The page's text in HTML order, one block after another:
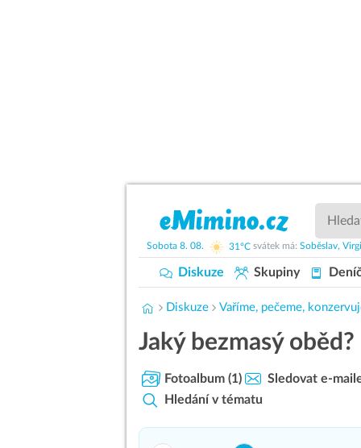
Sobota 8. 08. 31°C svátek má: Soběslav,
Diskuze Skupiny
Diskuze Vaříme, pečeme,
Jaký bezmasý
Fotoalbum (1)
Sledovat e-
Hledání v tématu